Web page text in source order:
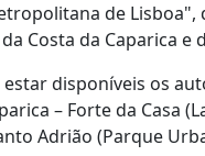
de
Costa da Caparica e
disponíveis os
– Forte da Casa
Adrião (Parque